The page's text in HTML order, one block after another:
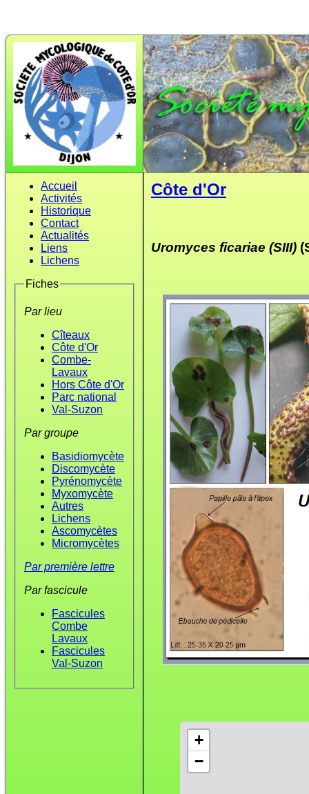
Accueil
Activités
Historique
Contact
Actualités
Liens
Lichens
Fiches
Par lieu
Cîteaux
Côte d'Or
Combe-
Lavaux
Hors Côte d'Or
Parc national
Val-Suzon
Par groupe
Basidiomycète
Discomycète
Pyrénomycète
Myxomycète
Autres
Lichens
Ascomycètes
Micromycètes
Par première lettre
Par fascicule
Fascicules
Combe
Lavaux
Fascicules
Val-Suzon
Côte d'Or
Uromyces ficariae (SIII)
+
−